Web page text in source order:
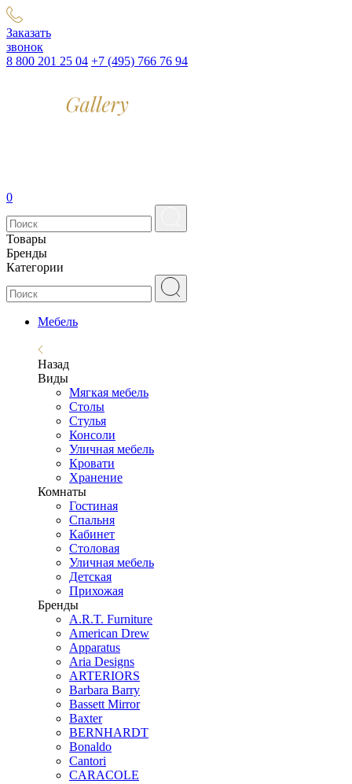
Заказать
звонок
8 800 201 25 04 +7 (495) 766 76 94
0
Товары
Бренды
Категории
Мебель
Назад
Виды
Мягкая мебель
Столы
Стулья
Консоли
Уличная мебель
Кровати
Хранение
Комнаты
Гостиная
Спальня
Кабинет
Столовая
Уличная мебель
Детская
Прихожая
Бренды
A.R.T. Furniture
American Drew
Apparatus
Aria Designs
ARTERIORS
Barbara Barry
Bassett Mirror
Baxter
BERNHARDT
Bonaldo
Cantori
CARACOLE